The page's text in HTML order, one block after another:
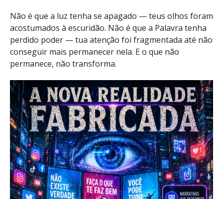
Não é que a luz tenha se apagado — teus olhos foram
acostumados à escuridão. Não é que a Palavra tenha
perdido poder — tua atenção foi fragmentada até não
conseguir mais permanecer nela. E o que não
permanece, não transforma.